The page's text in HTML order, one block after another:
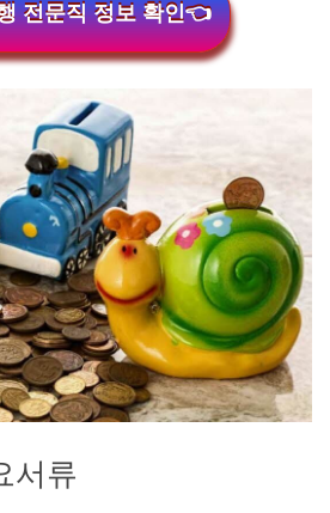
전문직 정보 확인👈
서류